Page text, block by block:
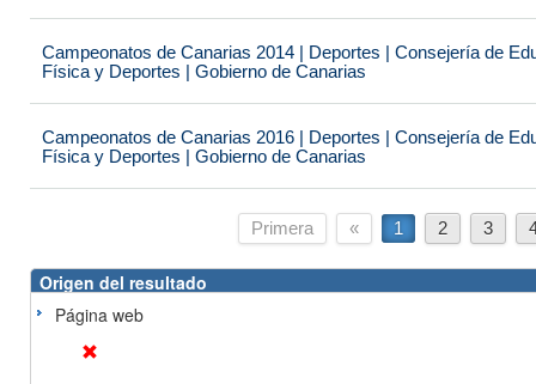
Campeonatos de Canarias 2014 | Deportes | Consejería de
Física y Deportes | Gobierno de Canarias
Campeonatos de Canarias 2016 | Deportes | Consejería de
Física y Deportes | Gobierno de Canarias
Primera « 1 2 3
Origen del resultado
Página web